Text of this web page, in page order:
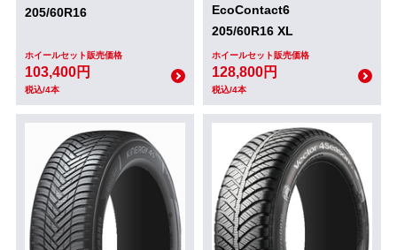
205/60R16
ホイールセット販売価格
103,400円
税込/4本
EcoContact6
205/60R16 XL
ホイールセット販売価格
128,800円
税込/4本